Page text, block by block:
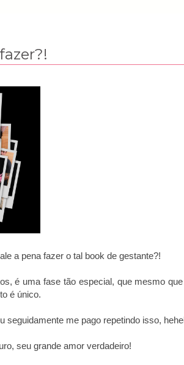
a pena fazer o tal book de gestante?!
é uma fase tão especial, que mesmo
é único.
seguidamente me pago repetindo isso,
seu grande amor verdadeiro!